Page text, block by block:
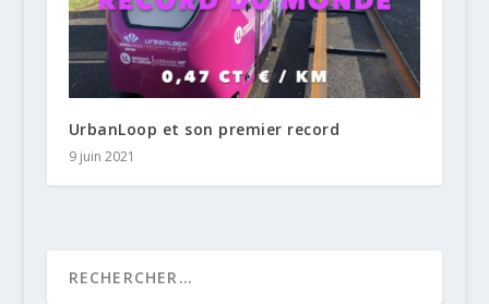
UrbanLoop et son premier record
9 juin 2021